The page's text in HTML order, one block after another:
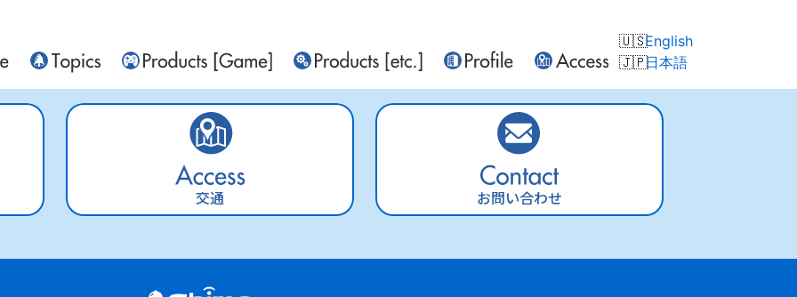
English
日本語
交通 お問い合わせ